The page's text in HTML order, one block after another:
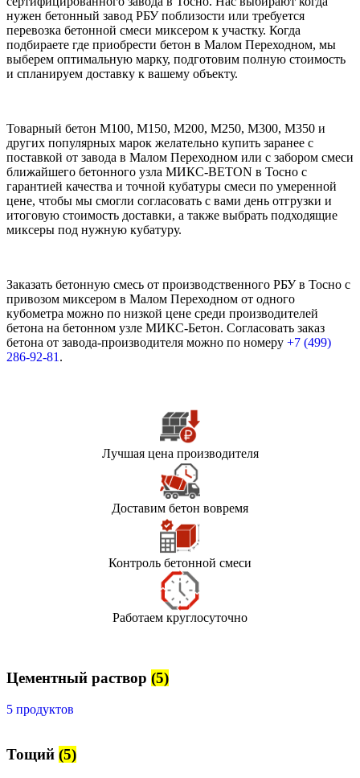
нужен бетонный завод РБУ поблизости или требуется
перевозка бетонной смеси миксером к участку. Когда
подбираете где приобрести бетон в Малом Переходном, мы
выберем оптимальную марку, подготовим полную стоимость
и спланируем доставку к вашему объекту.
Товарный бетон М100, М150, М200, М250, М300, М350 и
других популярных марок желательно купить заранее с
поставкой от завода в Малом Переходном или с забором смеси
ближайшего бетонного узла МИКС-BETON в Тосно с
гарантией качества и точной кубатуры смеси по умеренной
цене, чтобы мы смогли согласовать с вами день отгрузки и
итоговую стоимость доставки, а также выбрать подходящие
миксеры под нужную кубатуру.
Заказать бетонную смесь от производственного РБУ в Тосно с
привозом миксером в Малом Переходном от одного
кубометра можно по низкой цене среди производителей
бетона на бетонном узле МИКС-Бетон. Согласовать заказ
бетона от завода-производителя можно по номеру +7 (499)
286-92-81 .
Лучшая цена производителя
Доставим бетон вовремя
Контроль бетонной смеси
Работаем круглосуточно
Цементный раствор (5)
5 продуктов
Тощий (5)